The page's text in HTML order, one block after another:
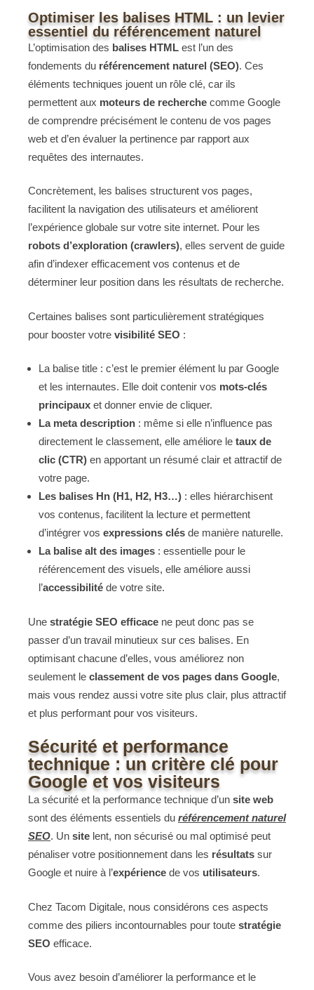
Optimiser les balises HTML : un levier
essentiel du référencement naturel
L’optimisation des balises HTML est l’un des
fondements du référencement naturel (SEO). Ces
éléments techniques jouent un rôle clé, car ils
permettent aux moteurs de recherche comme Google
de comprendre précisément le contenu de vos pages
web et d’en évaluer la pertinence par rapport aux
requêtes des internautes.
Concrètement, les balises structurent vos pages,
facilitent la navigation des utilisateurs et améliorent
l’expérience globale sur votre site internet. Pour les
robots d’exploration (crawlers), elles servent de guide
afin d’indexer efficacement vos contenus et de
déterminer leur position dans les résultats de recherche.
Certaines balises sont particulièrement stratégiques
pour booster votre visibilité SEO :
La balise title : c’est le premier élément lu par Google
et les internautes. Elle doit contenir vos mots-clés
principaux et donner envie de cliquer.
La meta description : même si elle n’influence pas
directement le classement, elle améliore le taux de
clic (CTR) en apportant un résumé clair et attractif de
votre page.
Les balises Hn (H1, H2, H3…) : elles hiérarchisent
vos contenus, facilitent la lecture et permettent
d’intégrer vos expressions clés de manière naturelle.
La balise alt des images : essentielle pour le
référencement des visuels, elle améliore aussi
l’accessibilité de votre site.
Une stratégie SEO efficace ne peut donc pas se
passer d’un travail minutieux sur ces balises. En
optimisant chacune d’elles, vous améliorez non
seulement le classement de vos pages dans Google,
mais vous rendez aussi votre site plus clair, plus attractif
et plus performant pour vos visiteurs.
Sécurité et performance
technique : un critère clé pour
Google et vos visiteurs
La sécurité et la performance technique d’un site web
sont des éléments essentiels du référencement naturel
SEO. Un site lent, non sécurisé ou mal optimisé peut
pénaliser votre positionnement dans les résultats sur
Google et nuire à l’expérience de vos utilisateurs.
Chez Tacom Digitale, nous considérons ces aspects
comme des piliers incontournables pour toute stratégie
SEO efficace.
Vous avez besoin d’améliorer la performance et le